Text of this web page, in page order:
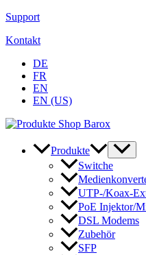
Zum
springen
Support
Kontakt
DE
FR
EN
EN (US)
Produkte
Switche
UTP-/Koax-
PoE Injektor/
DSL Modems
Zubehör
SFP